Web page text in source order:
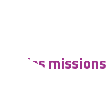
Nos missions